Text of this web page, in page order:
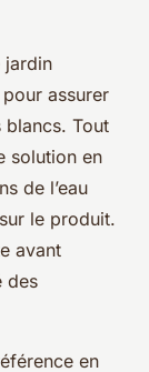
jardin
assurer
Tout
solution en
de l’eau
le produit.
avant
des
en